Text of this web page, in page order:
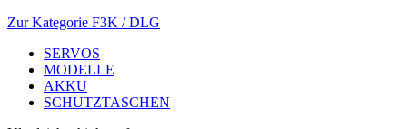
Zur Kategorie F3K / DLG
SERVOS
MODELLE
AKKU
SCHUTZTASCHEN